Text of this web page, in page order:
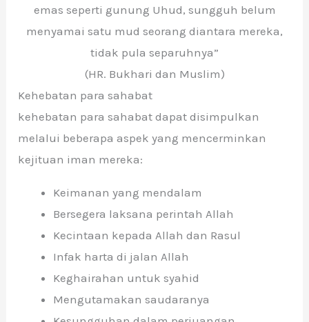
emas seperti gunung Uhud, sungguh belum
menyamai satu mud seorang diantara mereka,
tidak pula separuhnya”
(HR. Bukhari dan Muslim)
Kehebatan para sahabat
kehebatan para sahabat dapat disimpulkan
melalui beberapa aspek yang mencerminkan
kejituan iman mereka:
Keimanan yang mendalam
Bersegera laksana perintah Allah
Kecintaan kepada Allah dan Rasul
Infak harta di jalan Allah
Keghairahan untuk syahid
Mengutamakan saudaranya